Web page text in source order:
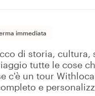
immediata
di storia, cultura,
tutte le cose
c'è un tour
e